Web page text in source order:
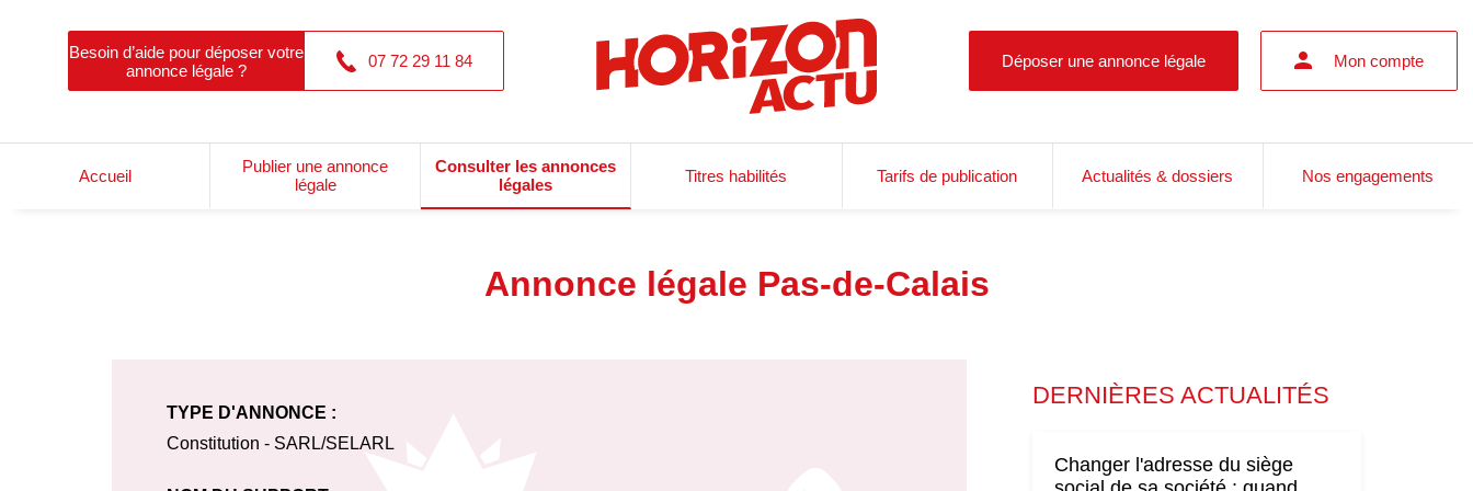
Besoin d’aide pour déposer votre
annonce légale ?
07 72 29 11 84 Déposer une annonce légale Mon compte
Accueil
Publier une annonce
légale
Consulter les annonces
légales
Titres habilités Tarifs de publication Actualités & dossiers Nos engagements
Annonce légale Pas-de-Calais
TYPE D'ANNONCE :
Constitution - SARL/SELARL
DERNIÈRES ACTUALITÉS
Changer l'adresse du siège